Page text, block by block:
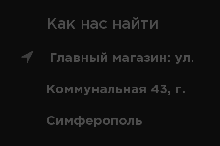
Как нас найти
Главный магазин: ул.
Коммунальная 43, г.
Симферополь